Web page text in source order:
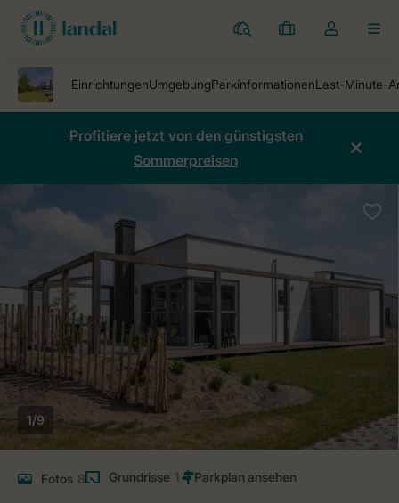
Ferienparks
Meine
Dropdown-
öffnen
Profitiere jetzt von den günstigsten
Sommerpreisen
1/9
Fotos 8 Grundrisse 1